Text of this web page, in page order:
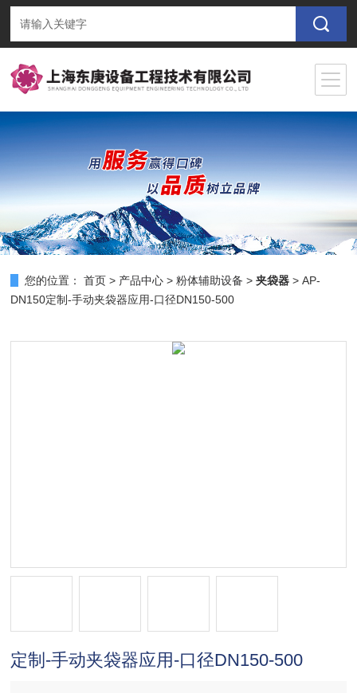
您的位置： 首页 > 产品中心 >粉体辅助设备 >夹袋器 > AP-
DN150定制-手动夹袋器应用-口径DN150-500
定制-手动夹袋器应用-口径DN150-500